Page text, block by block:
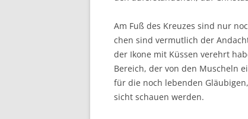
Am Fuß des Kreu­zes sind nur
chen sind ver­mut­lich der
der Iko­ne mit Küs­sen ver­ehrt
Bereich, der von den Muscheln
für die noch leben­den
sicht schau­en werden.